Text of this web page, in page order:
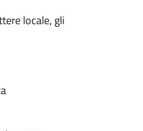
locale, gli